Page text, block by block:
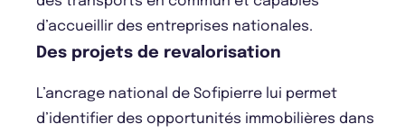
d’accueillir des entreprises nationales.
Des projets de revalorisation
L’ancrage national de Sofipierre lui permet
d’identifier des opportunités immobilières dans